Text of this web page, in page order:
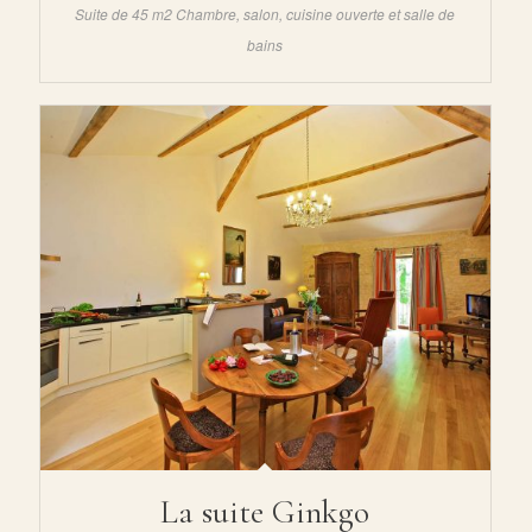
Suite de 45 m2 Chambre, salon, cuisine ouverte et salle de
bains
La suite Ginkgo
Mentions légales
Politique de confidentialité
Politique des cookies